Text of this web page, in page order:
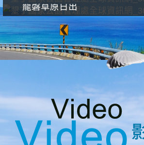
龍磐草原日出